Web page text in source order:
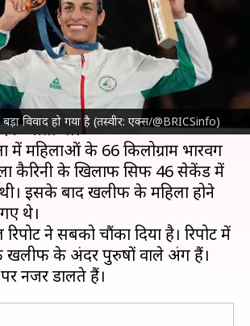
विवाद हो गया है (तस्वीर: एक्स/@BRICSinfo)
05, 2024 10:25 am
इमान खलीफ नेपेरिस ओलंपिक
जीता था।
में महिलाओं के 66 किलोग्राम भारवर्ग
कैरिनी के खिलाफ सिर्फ 46 सेकेंड में
इसके बाद खलीफ के महिला होने
थे।
ने सबको चौंका दिया है। रिपोर्ट में
खलीफ के अंदर पुरुषों वाले अंग हैं।